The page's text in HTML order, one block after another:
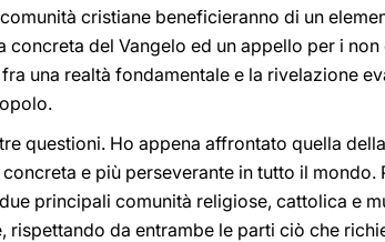
cristiane beneficieranno di un
concreta del Vangelo ed un appello per i
una realtà fondamentale e la rivelazione
questioni. Ho appena affrontato quella
e più perseverante in tutto il
principali comunità religiose, cattolica e
rispettando da entrambe le parti ciò che